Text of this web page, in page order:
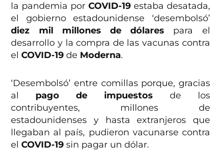
la pandemia por COVID-19estaba desatada,
el gobierno estadounidense ‘desembolsó’
diez mil millones de dólares para el
desarrollo y la compra de las vacunas contra
elCOVID-19de Moderna.
‘Desembolsó’ entre comillas porque, gracias
al pago de impuestos de los
contribuyentes, millones de
estadounidenses y hasta extranjeros que
llegaban al país, pudieron vacunarse contra
elCOVID-19 sin pagar un dólar.